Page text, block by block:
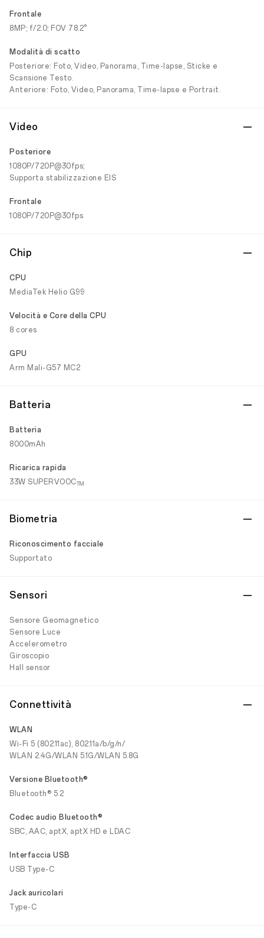
Frontale
8MP; f/2.0; FOV 78.2°
Modalità di scatto
Posteriore: Foto, Video, Panorama, Time-lapse, Sticke e
Scansione Testo.
Anteriore: Foto, Video, Panorama, Time-lapse e Portrait.
Video
Posteriore
1080P/720P@30fps;
Supporta stabilizzazione EIS
Frontale
1080P/720P@30fps
Chip
CPU
MediaTek Helio G99
Velocità e Core della CPU
8 cores
GPU
Arm Mali-G57 MC2
Batteria
Batteria
8000mAh
Ricarica rapida
33W SUPERVOOCTM
Biometria
Riconoscimento facciale
Supportato
Sensori
Sensore Geomagnetico
Sensore Luce
Accelerometro
Giroscopio
Hall sensor
Connettività
WLAN
Wi-Fi 5 (802.11ac), 802.11a/b/g/n/
WLAN 2.4G/WLAN 5.1G/WLAN 5.8G
Versione Bluetooth®
Bluetooth® 5.2
Codec audio Bluetooth®
SBC, AAC, aptX, aptX HD e LDAC
Interfaccia USB
USB Type-C
Jack auricolari
Type-C